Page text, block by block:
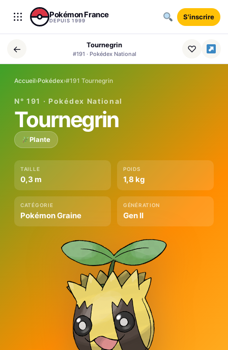
Aller au contenu
Pokémon France
DEPUIS 1999 S'inscrire
← Tournegrin
#191 · Pokédex National ♡
Accueil›Pokédex›#191 Tournegrin
N° 191 · Pokédex National
Tournegrin
Plante
TAILLE
0,3 m
POIDS
1,8 kg
CATÉGORIE
Pokémon Graine
GÉNÉRATION
Gen II